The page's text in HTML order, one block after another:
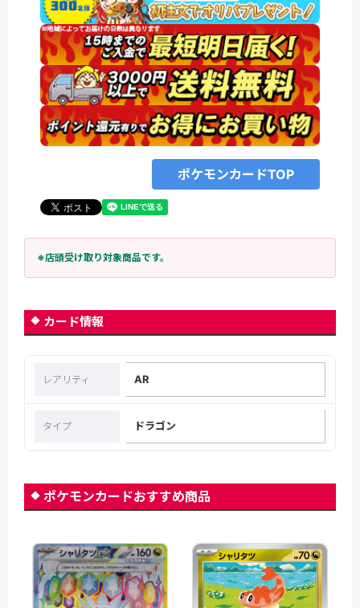
ポケモンカードTOP
※店頭受け取り対象商品です。
カード情報
レアリティ AR
タイプ ドラゴン
ポケモンカードおすすめ商品